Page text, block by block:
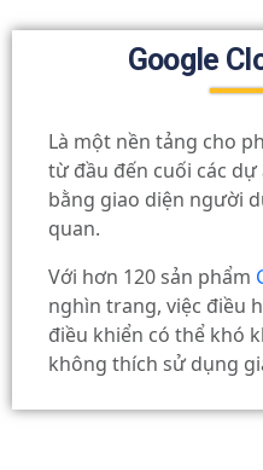
Google
Là một nền tảng cho
từ đầu đến cuối các dự
bằng giao diện người
quan.
Với hơn 120 sản phẩm
nghìn trang, việc điều
điều khiển có thể khó
không thích sử dụng